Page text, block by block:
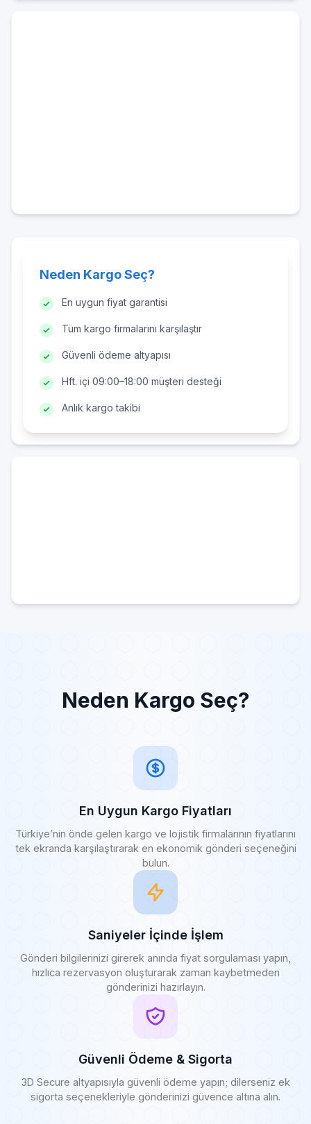
Neden Kargo Seç?
En uygun fiyat garantisi
Tüm kargo firmalarını karşılaştır
Güvenli ödeme altyapısı
Hft. içi 09:00–18:00 müşteri desteği
Anlık kargo takibi
Neden Kargo Seç?
En Uygun Kargo Fiyatları
Türkiye’nin önde gelen kargo ve lojistik firmalarının fiyatlarını
tek ekranda karşılaştırarak en ekonomik gönderi seçeneğini
bulun.
Saniyeler İçinde İşlem
Gönderi bilgilerinizi girerek anında fiyat sorgulaması yapın,
hızlıca rezervasyon oluşturarak zaman kaybetmeden
gönderinizi hazırlayın.
Güvenli Ödeme & Sigorta
3D Secure altyapısıyla güvenli ödeme yapın; dilerseniz ek
sigorta seçenekleriyle gönderinizi güvence altına alın.